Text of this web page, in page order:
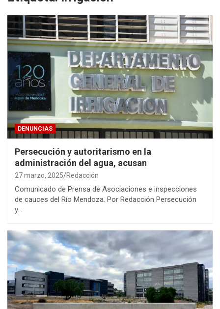
DENUNCIAS
Persecución y autoritarismo en la
administración del agua, acusan
27 marzo, 2025 Redacción
Comunicado de Prensa de Asociaciones e inspecciones
de cauces del Río Mendoza. Por Redacción Persecución
y…